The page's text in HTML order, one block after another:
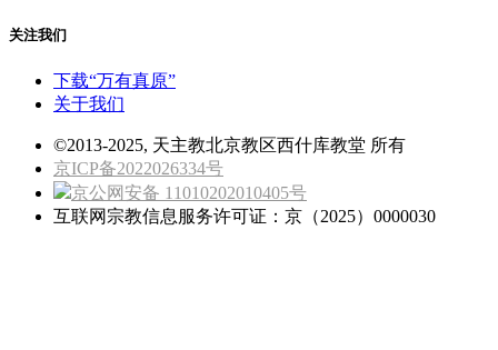
关注我们
下载“万有真原”
关于我们
©2013-2025, 天主教北京教区西什库教堂 所有
京ICP备2022026334号
京公网安备 11010202010405号
互联网宗教信息服务许可证：京（2025）0000030